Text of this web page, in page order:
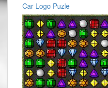
Car Logo Puzle